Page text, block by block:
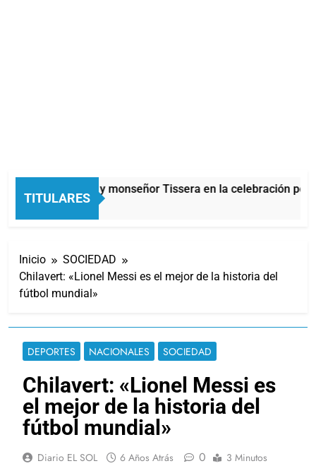
TITULARES
Carlos Balor y monseñor Tissera en la celebración por
21 Minutos Atrás
Inicio
SOCIEDAD
Chilavert: «Lionel Messi es el mejor de la historia del
fútbol mundial»
DEPORTES NACIONALES SOCIEDAD
Chilavert: «Lionel Messi es
el mejor de la historia del
fútbol mundial»
Diario EL SOL 6 Años Atrás 0 3 Minutos